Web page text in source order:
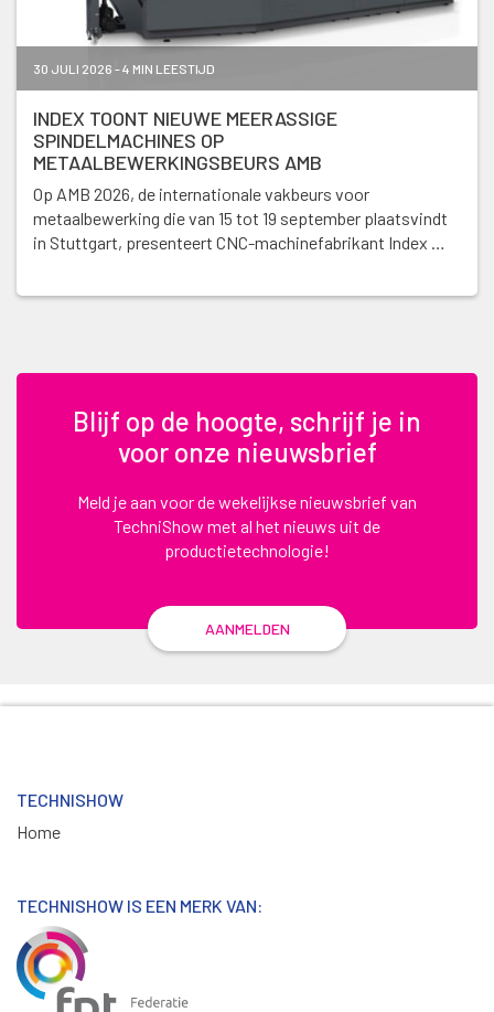
30 JULI 2026 - 4 MIN LEESTIJD
INDEX TOONT NIEUWE MEERASSIGE
SPINDELMACHINES OP
METAALBEWERKINGSBEURS AMB
Op AMB 2026, de internationale vakbeurs voor
metaalbewerking die van 15 tot 19 september plaatsvindt
in Stuttgart, presenteert CNC-machinefabrikant Index …
Blijf op de hoogte, schrijf je in
voor onze nieuwsbrief
Meld je aan voor de wekelijkse nieuwsbrief van
TechniShow met al het nieuws uit de
productietechnologie!
AANMELDEN
TECHNISHOW
Home
TECHNISHOW IS EEN MERK VAN: